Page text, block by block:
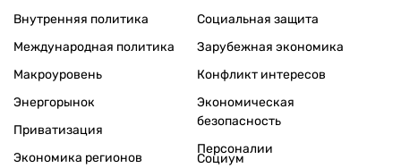
Внутренняя политика
Международная политика
Макроуровень
Энергорынок
Приватизация
Экономика регионов
Социальная защита
Зарубежная экономика
Конфликт интересов
Экономическая
безопасность
Персоналии
Социум